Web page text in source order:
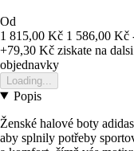
Od
1 815,00 Kč 1 586,00 Kč
+79,30 Kč ziskate na
objednavky
Loading...
Popis
Ženské halové boty
aby splnily potřeby